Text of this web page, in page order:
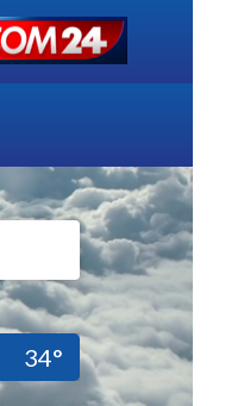
34°